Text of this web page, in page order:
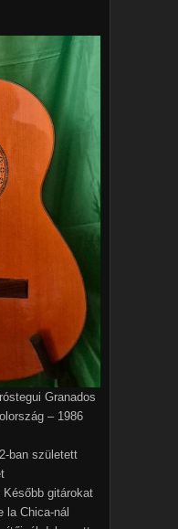
Granados
– 1986
ban született
gitárokat
la Chica-nál